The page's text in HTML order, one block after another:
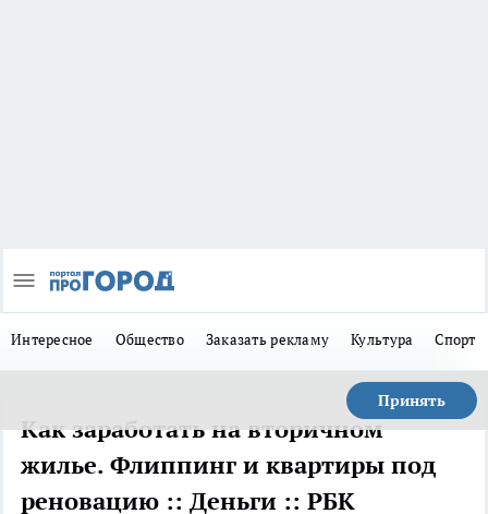
Интересное Общество Заказать рекламу Культура Спорт
Принять
Как заработать на вторичном
жилье. Флиппинг и квартиры под
реновацию :: Деньги :: РБК